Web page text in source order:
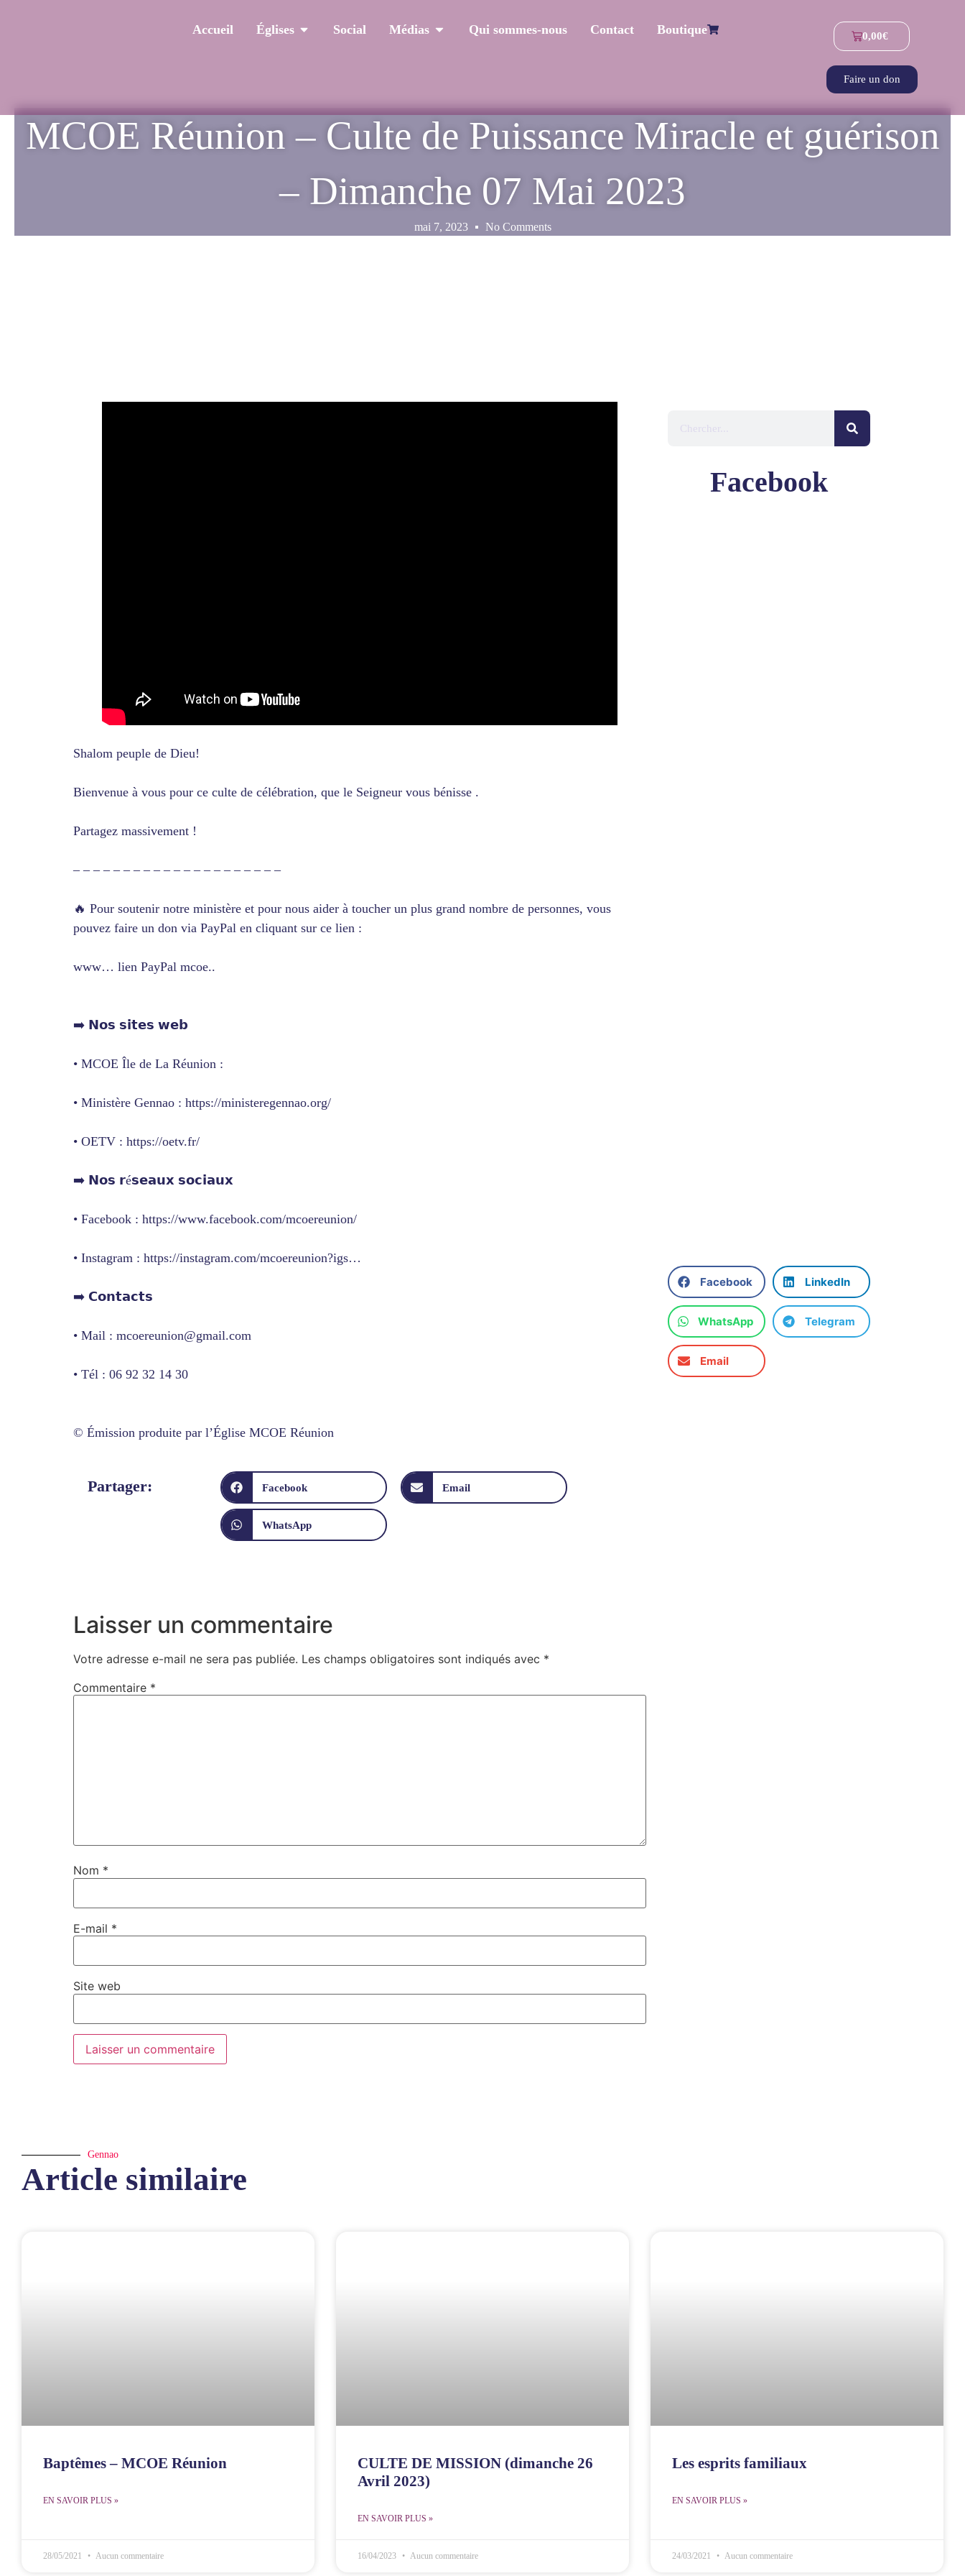
Accueil Églises Social Médias Qui sommes-nous Contact Boutique 0,00€
Faire un don
MCOE Réunion – Culte de Puissance Miracle et guérison
– Dimanche 07 Mai 2023
mai 7, 2023 No Comments
Shalom peuple de Dieu!
Bienvenue à vous pour ce culte de célébration, que le Seigneur vous bénisse .
Partagez massivement !
– – – – – – – – – – – – – – – – – – – – –
🔥 Pour soutenir notre ministère et pour nous aider à toucher un plus grand nombre de personnes, vous
pouvez faire un don via PayPal en cliquant sur ce lien :
www… lien PayPal mcoe..
➡️ 𝗡𝗼𝘀 𝘀𝗶𝘁𝗲𝘀 𝘄𝗲𝗯
• MCOE Île de La Réunion :
• Ministère Gennao : https://ministeregennao.org/
• OETV : https://oetv.fr/
➡️ 𝗡𝗼𝘀 𝗿é𝘀𝗲𝗮𝘂𝘅 𝘀𝗼𝗰𝗶𝗮𝘂𝘅
• Facebook : https://www.facebook.com/mcoereunion/
• Instagram : https://instagram.com/mcoereunion?igs…
➡️ 𝗖𝗼𝗻𝘁𝗮𝗰𝘁𝘀
• Mail : mcoereunion@gmail.com
• Tél : 06 92 32 14 30
© Émission produite par l’Église MCOE Réunion
Partager: Facebook Email
WhatsApp
Laisser un commentaire
Votre adresse e-mail ne sera pas publiée. Les champs obligatoires sont indiqués avec *
Commentaire *
Nom *
E-mail *
Site web
Facebook
Facebook LinkedIn
WhatsApp Telegram
Email
Gennao
Article similaire
Baptêmes – MCOE Réunion
EN SAVOIR PLUS »
28/05/2021 Aucun commentaire
CULTE DE MISSION (dimanche 26
Avril 2023)
EN SAVOIR PLUS »
16/04/2023 Aucun commentaire
Les esprits familiaux
EN SAVOIR PLUS »
24/03/2021 Aucun commentaire